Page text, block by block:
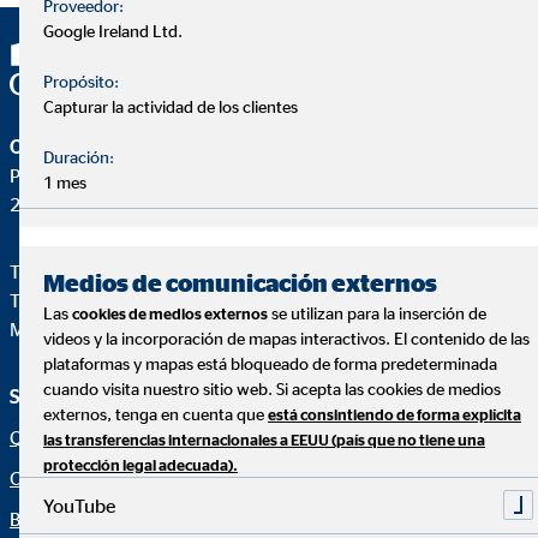
OVB Allfinanz España S.A.
Pza. Manuel Gómez Moreno, 2 8ªA
28020 Madrid
Teléfono:+34914471028
Telefax: +34 91 44710-29
Mail:ovb@central.ovb.es
Servicio e información
Quiénes Somos
Consultoría financiera
Blog
Aviso legal
Aviso legal
Política de cookies
Proveedor:
Google Ireland Ltd.
Propósito:
Capturar la actividad de los clientes
Duración:
1 mes
Medios de comunicación externos
Las cookies de medios externos se utilizan para la inserción de
videos y la incorporación de mapas interactivos. El contenido de las
plataformas y mapas está bloqueado de forma predeterminada
cuando visita nuestro sitio web. Si acepta las cookies de medios
externos, tenga en cuenta que está consintiendo de forma explícita
las transferencias internacionales a EEUU (país que no tiene una
protección legal adecuada).
YouTube